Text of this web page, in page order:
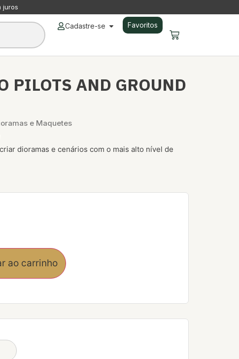
juros
Cadastre-se Favoritos
PILOTS AND GROUND
e Maquetes
dioramas e cenários com o mais alto nível de
ao carrinho